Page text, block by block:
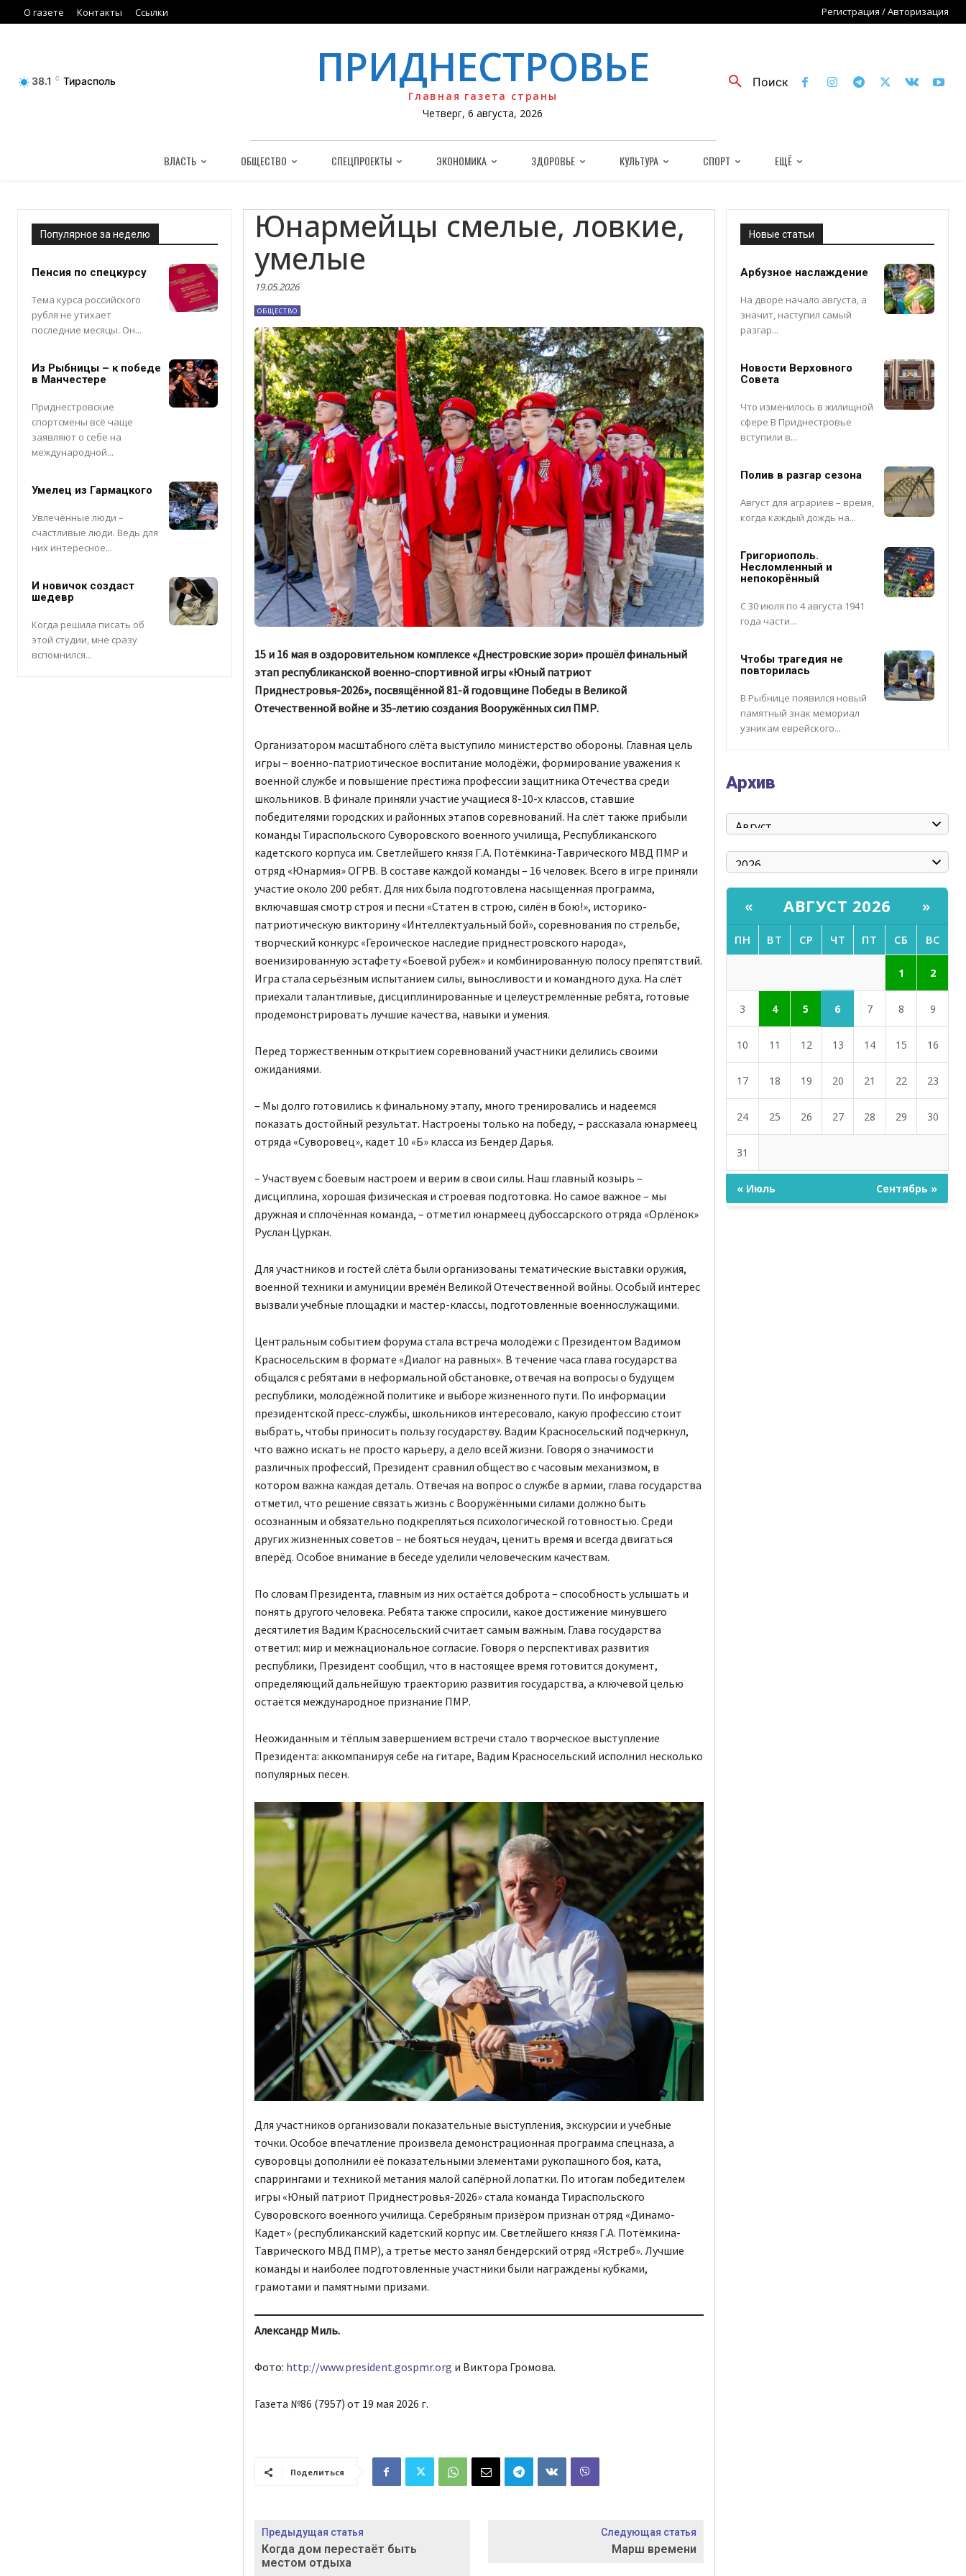
О газете Контакты Ссылки Регистрация / Авторизация
38.1 C Тирасполь ПРИДНЕСТРОВЬЕ
Главная газета страны
Четверг, 6 августа, 2026
Поиск
ВЛАСТЬ ОБЩЕСТВО СПЕЦПРОЕКТЫ ЭКОНОМИКА ЗДОРОВЬЕ КУЛЬТУРА СПОРТ ЕЩЁ
Популярное за неделю
Пенсия по спецкурсу
Тема курса российского
рубля не утихает
последние месяцы. Он...
Из Рыбницы – к победе
в Манчестере
Приднестровские
спортсмены всё чаще
заявляют о себе на
международной...
Умелец из Гармацкого
Увлечённые люди –
счастливые люди. Ведь для
них интересное...
И новичок создаст
шедевр
Когда решила писать об
этой студии, мне сразу
вспомнился...
Юнармейцы смелые, ловкие,
умелые
19.05.2026
ОБЩЕСТВО
15 и 16 мая в оздоровительном комплексе «Днестровские зори» прошёл финальный
этап республиканской военно-спортивной игры «Юный патриот
Приднестровья-2026», посвящённой 81-й годовщине Победы в Великой
Отечественной войне и 35-летию создания Вооружённых сил ПМР.
Организатором масштабного слёта выступило министерство обороны. Главная цель
игры – военно-патриотическое воспитание молодёжи, формирование уважения к
военной службе и повышение престижа профессии защитника Отечества среди
школьников. В финале приняли участие учащиеся 8-10-х классов, ставшие
победителями городских и районных этапов соревнований. На слёт также прибыли
команды Тираспольского Суворовского военного училища, Республиканского
кадетского корпуса им. Светлейшего князя Г.А. Потёмкина-Таврического МВД ПМР и
отряд «Юнармия» ОГРВ. В составе каждой команды – 16 человек. Всего в игре приняли
участие около 200 ребят. Для них была подготовлена насыщенная программа,
включавшая смотр строя и песни «Статен в строю, силён в бою!», историко-
патриотическую викторину «Интеллектуальный бой», соревнования по стрельбе,
творческий конкурс «Героическое наследие приднестровского народа»,
военизированную эстафету «Боевой рубеж» и комбинированную полосу препятствий.
Игра стала серьёзным испытанием силы, выносливости и командного духа. На слёт
приехали талантливые, дисциплинированные и целеустремлённые ребята, готовые
продемонстрировать лучшие качества, навыки и умения.
Перед торжественным открытием соревнований участники делились своими
ожиданиями.
– Мы долго готовились к финальному этапу, много тренировались и надеемся
показать достойный результат. Настроены только на победу, – рассказала юнармеец
отряда «Суворовец», кадет 10 «Б» класса из Бендер Дарья.
– Участвуем с боевым настроем и верим в свои силы. Наш главный козырь –
дисциплина, хорошая физическая и строевая подготовка. Но самое важное – мы
дружная и сплочённая команда, – отметил юнармеец дубоссарского отряда «Орлёнок»
Руслан Цуркан.
Для участников и гостей слёта были организованы тематические выставки оружия,
военной техники и амуниции времён Великой Отечественной войны. Особый интерес
вызвали учебные площадки и мастер-классы, подготовленные военнослужащими.
Центральным событием форума стала встреча молодёжи с Президентом Вадимом
Красносельским в формате «Диалог на равных». В течение часа глава государства
общался с ребятами в неформальной обстановке, отвечая на вопросы о будущем
республики, молодёжной политике и выборе жизненного пути. По информации
президентской пресс-службы, школьников интересовало, какую профессию стоит
выбрать, чтобы приносить пользу государству. Вадим Красносельский подчеркнул,
что важно искать не просто карьеру, а дело всей жизни. Говоря о значимости
различных профессий, Президент сравнил общество с часовым механизмом, в
котором важна каждая деталь. Отвечая на вопрос о службе в армии, глава государства
отметил, что решение связать жизнь с Вооружёнными силами должно быть
осознанным и обязательно подкрепляться психологической готовностью. Среди
других жизненных советов – не бояться неудач, ценить время и всегда двигаться
вперёд. Особое внимание в беседе уделили человеческим качествам.
По словам Президента, главным из них остаётся доброта – способность услышать и
понять другого человека. Ребята также спросили, какое достижение минувшего
десятилетия Вадим Красносельский считает самым важным. Глава государства
ответил: мир и межнациональное согласие. Говоря о перспективах развития
республики, Президент сообщил, что в настоящее время готовится документ,
определяющий дальнейшую траекторию развития государства, а ключевой целью
остаётся международное признание ПМР.
Неожиданным и тёплым завершением встречи стало творческое выступление
Президента: аккомпанируя себе на гитаре, Вадим Красносельский исполнил несколько
популярных песен.
Для участников организовали показательные выступления, экскурсии и учебные
точки. Особое впечатление произвела демонстрационная программа спецназа, а
суворовцы дополнили её показательными элементами рукопашного боя, ката,
спаррингами и техникой метания малой сапёрной лопатки. По итогам победителем
игры «Юный патриот Приднестровья-2026» стала команда Тираспольского
Суворовского военного училища. Серебряным призёром признан отряд «Динамо-
Кадет» (республиканский кадетский корпус им. Светлейшего князя Г.А. Потёмкина-
Таврического МВД ПМР), а третье место занял бендерский отряд «Ястреб». Лучшие
команды и наиболее подготовленные участники были награждены кубками,
грамотами и памятными призами.
Александр Миль.
Фото: http://www.president.gospmr.org и Виктора Громова.
Газета №86 (7957) от 19 мая 2026 г.
Поделиться
Предыдущая статья
Когда дом перестаёт быть
местом отдыха
Следующая статья
Марш времени
Новые статьи
Арбузное наслаждение
На дворе начало августа, а
значит, наступил самый
разгар...
Новости Верховного
Совета
Что изменилось в жилищной
сфере В Приднестровье
вступили в...
Полив в разгар сезона
Август для аграриев – время,
когда каждый дождь на...
Григориополь.
Несломленный и
непокорённый
С 30 июля по 4 августа 1941
года части...
Чтобы трагедия не
повторилась
В Рыбнице появился новый
памятный знак мемориал
узникам еврейского...
Архив
« АВГУСТ 2026 »
ПН ВТ СР ЧТ ПТ СБ ВС
1 2
3 4 5 6 7 8 9
10 11 12 13 14 15 16
17 18 19 20 21 22 23
24 25 26 27 28 29 30
31
« Июль Сентябрь »